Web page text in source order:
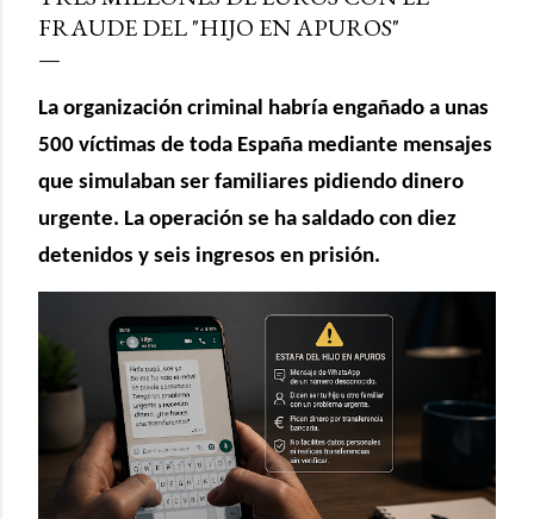
FRAUDE DEL "HIJO EN APUROS"
La organización criminal habría engañado a unas
500 víctimas de toda España mediante mensajes
que simulaban ser familiares pidiendo dinero
urgente. La operación se ha saldado con diez
detenidos y seis ingresos en prisión.